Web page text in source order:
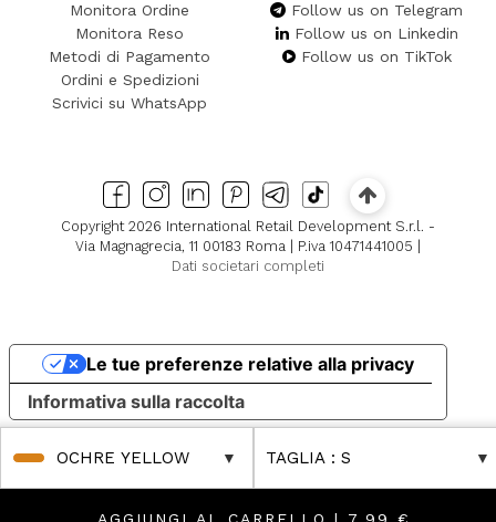
OCHRE YELLOW TAGLIA : S
Monitora Ordine
Monitora Reso
Metodi di Pagamento
Ordini e Spedizioni
Scrivici su WhatsApp
Follow us on Telegram
Follow us on Linkedin
Follow us on TikTok
Copyright 2026 International Retail Development S.r.l. -
Via Magnagrecia, 11 00183 Roma | P.iva 10471441005 |
Dati societari completi
Informativa sulla raccolta
Le tue preferenze relative alla privacy